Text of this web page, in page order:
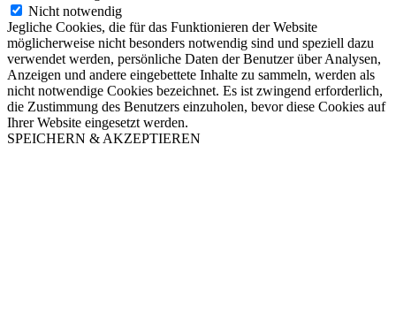
Nicht notwendig
Jegliche Cookies, die für das Funktionieren der Website
möglicherweise nicht besonders notwendig sind und speziell dazu
verwendet werden, persönliche Daten der Benutzer über Analysen,
Anzeigen und andere eingebettete Inhalte zu sammeln, werden als
nicht notwendige Cookies bezeichnet. Es ist zwingend erforderlich,
die Zustimmung des Benutzers einzuholen, bevor diese Cookies auf
Ihrer Website eingesetzt werden.
SPEICHERN & AKZEPTIEREN